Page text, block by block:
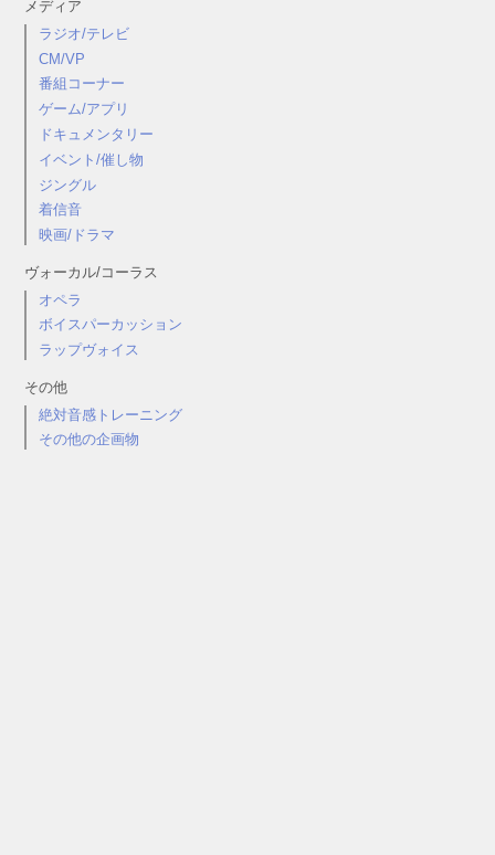
メディア
ラジオ/テレビ
CM/VP
番組コーナー
ゲーム/アプリ
ドキュメンタリー
イベント/催し物
ジングル
着信音
映画/ドラマ
ヴォーカル/コーラス
オペラ
ボイスパーカッション
ラップヴォイス
その他
絶対音感トレーニング
その他の企画物